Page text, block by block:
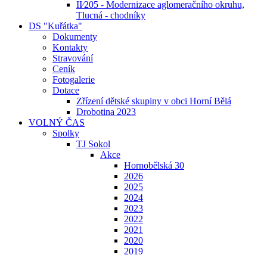
II⁄205 - Modernizace aglomeračního okruhu,
Tlucná - chodníky
DS "Kuřátka"
Dokumenty
Kontakty
Stravování
Ceník
Fotogalerie
Dotace
Zřízení dětské skupiny v obci Horní Bělá
Drobotina 2023
VOLNÝ ČAS
Spolky
TJ Sokol
Akce
Hornobělská 30
2026
2025
2024
2023
2022
2021
2020
2019